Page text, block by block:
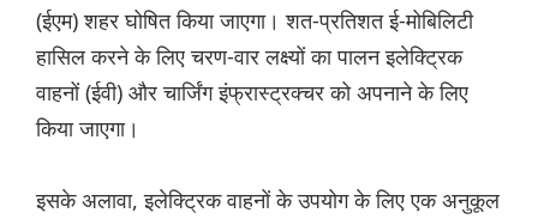
(ईएम) शहर घोषित किया जाएगा। शत-प्रतिशत ई-मोबिलिटी
हासिल करने के लिए चरण-वार लक्ष्यों का पालन इलेक्ट्रिक
वाहनों (ईवी) और चार्जिंग इंफ्रास्ट्रक्चर को अपनाने के लिए
किया जाएगा।
इसके अलावा, इलेक्ट्रिक वाहनों के उपयोग के लिए एक अनुकूल